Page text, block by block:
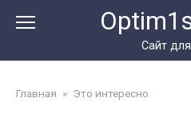
Сайт
Главная » Это интересно